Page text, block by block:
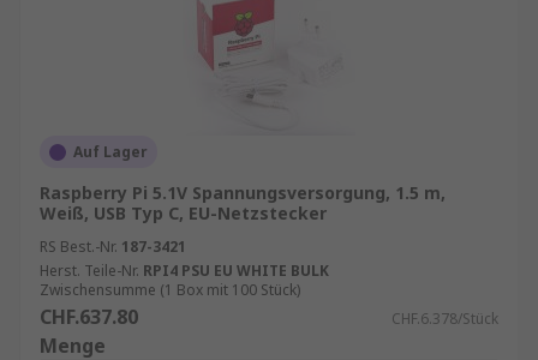
Auf Lager
Raspberry Pi 5.1V Spannungsversorgung, 1.5 m,
Weiß, USB Typ C, EU-Netzstecker
RS Best.-Nr. 187-3421
Herst. Teile-Nr. RPI4 PSU EU WHITE BULK
Zwischensumme (1 Box mit 100 Stück)
CHF.637.80 CHF.6.378/Stück
Menge